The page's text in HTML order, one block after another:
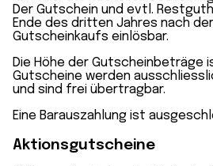
Der Gutschein und evtl.
Ende des dritten Jahres nach
Gutscheinkaufs einlösbar.
Die Höhe der Gutscheinbeträge
Gutscheine werden
und sind frei übertragbar.
Eine Barauszahlung ist
Aktionsgutscheine